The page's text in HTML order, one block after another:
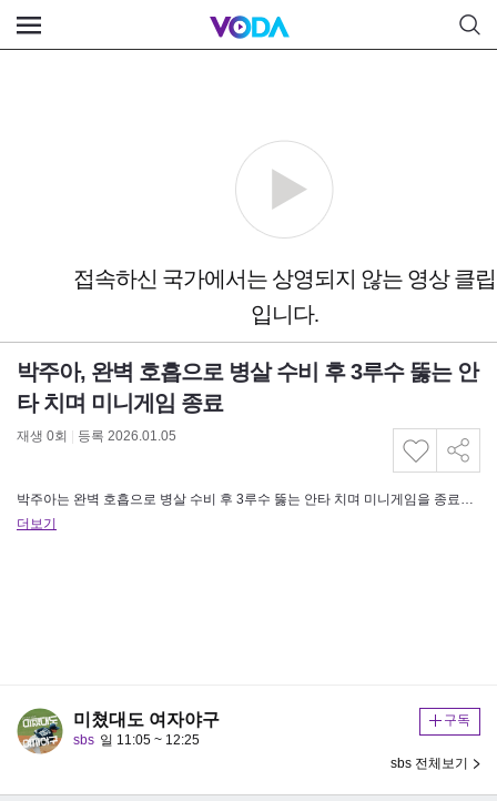
박주아, 완벽 호흡으로 병살 수비 후 3루수 뚫는 안
타 치며 미니게임 종료
재생 0회 등록 2026.01.05
박주아는 완벽 호흡으로 병살 수비 후 3루수 뚫는 안타 치며 미니게임을 종료한다. 교 양 | 미쳤대도 여자야구 1회 본방송 …
더보기
미쳤대도 여자야구
sbs 일 11:05 ~ 12:25
구독
sbs 전체보기